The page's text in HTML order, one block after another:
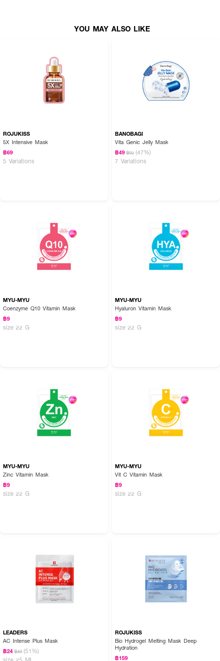
• GLYCERIN, SODIUM HYALURONATE, CERAMIDE NP ช่วยเติมความชุ่ม
ชื้นให้ผิว ป้องกันอาการผิวแห้ง และการระคายเคืองผิว
• เนื้อเซรั่มที่ฝังอยู่ในแผ่นมาสก์แบบไมโครไฟเบอร์ช่วยกักเก็บความชุ่มชื้นได้อย่าง
• สูตรอ่อนโยน ใช้ได้แม้ผิวบอบบางแพ้ง่าย ปลอบประโลมให้ผิวรู้สึกเย็นสบายและ
กักเก็บความชุ่มชื้นได้อย่างยาวนาน ผ่านการทดสอบภายใต้การดูแลของผู้เชี่ยวชาญ
ด้านผิวหนัง
How To Use :
• วางแผ่นมาสก์ทิ้งเอาไว้ประมาณ 10-15 นาที หลังจากนั้นให้นวดเนื้อครีมที่เหลือ
อยู่เพื่อให้ซึมเข้าสู่ผิว โดยไม่ต้องล้างออก
YOU MAY ALSO LIKE
ROJUKISS
5X Intensive Mask
฿69
5 Variations
BANOBAGI
Vita Genic Jelly Mask
฿49 ฿92 (47%)
7 Variations
MYU-MYU
Coenzyme Q10 Vitamin Mask
฿9
size 22 G
MYU-MYU
Hyaluron Vitamin Mask
฿9
size 22 G
MYU-MYU
Zinc Vitamin Mask
฿9
size 22 G
MYU-MYU
Vit C Vitamin Mask
฿9
size 22 G
LEADERS
AC Intense Plus Mask
฿24 ฿49 (51%)
size 25 ML
ROJUKISS
Bio Hydrogel Melting Mask Deep
Hydration
฿159